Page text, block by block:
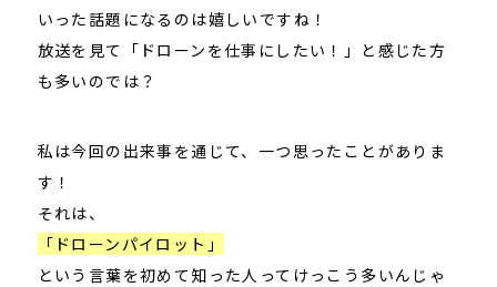
いった話題になるのは嬉しいですね！
放送を見て「ドローンを仕事にしたい！」と感じた方
も多いのでは？
私は今回の出来事を通じて、一つ思ったことがありま
す！
それは、
「ドローンパイロット」
という言葉を初めて知った人ってけっこう多いんじゃ